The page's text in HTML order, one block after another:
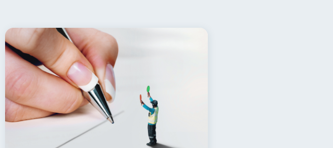
Ahorro 8 Consejos
5 Servicios Derechos & Deberes
Abandonada 2 Inversiones
Financiera Fraudes 1 Mipymes
sueldo 1 Gasto responsable